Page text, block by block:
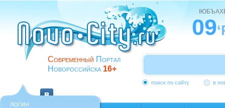
Современный Портал
Новороссийска 16+
09
поиск по сайту в
ЛОГИН